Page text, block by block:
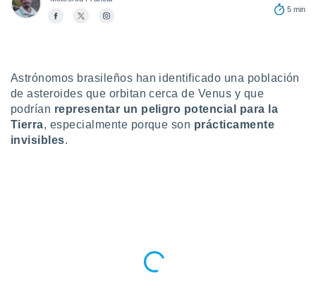
en
y
de
5 min
Astrónomos brasileños han identificado una población
de asteroides que orbitan cerca de Venus y que
podrían representar un peligro potencial para la
Tierra, especialmente porque son prácticamente
invisibles.